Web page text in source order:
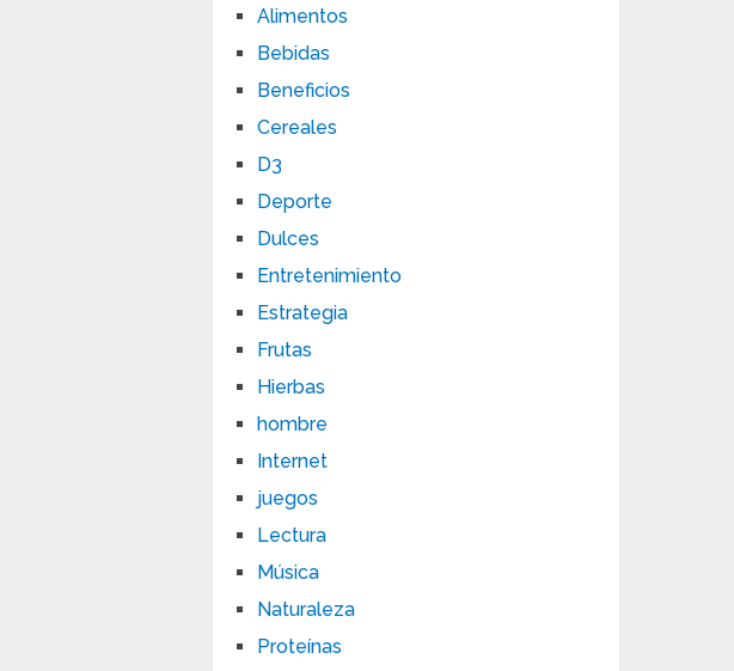
Alimentos
Bebidas
Beneficios
Cereales
D3
Deporte
Dulces
Entretenimiento
Estrategia
Frutas
Hierbas
hombre
Internet
juegos
Lectura
Música
Naturaleza
Proteínas